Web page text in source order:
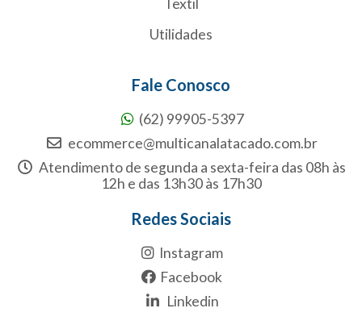
Textil
Utilidades
Fale Conosco
(62) 99905-5397
ecommerce@multicanalatacado.com.br
Atendimento de segunda a sexta-feira das 08h às
12h e das 13h30 às 17h30
Redes Sociais
Instagram
Facebook
Linkedin